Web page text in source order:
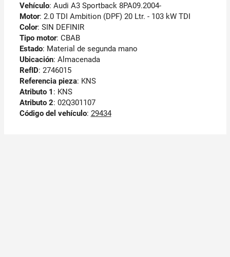
Vehículo: Audi A3 Sportback 8PA09.2004-
Motor: 2.0 TDI Ambition (DPF) 20 Ltr. - 103 kW TDI
Color: SIN DEFINIR
Tipo motor: CBAB
Estado: Material de segunda mano
Ubicación: Almacenada
RefID: 2746015
Referencia pieza: KNS
Atributo 1 : KNS
Atributo 2: 02Q301107
Código del vehículo: 29434